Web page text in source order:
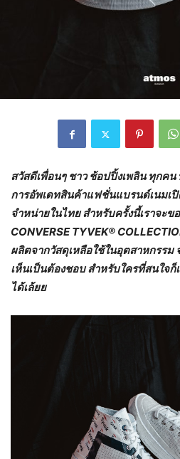
สวัสดีเพื่อนๆ ชาว ช้อปปิ้งเพลิน ทุกค
การอัพเดทสินค้าแฟชั่นแบรนด์เนมเ
จำหน่ายในไทย สำหรับครั้งนี้เราจะข
CONVERSE TYVEK®
ผลิตจากวัสดุเหลือใช้ในอุตสาหกรรม
เห็นเป็นต้องชอบ สำหรับใครที่สนใจก็
ได้เล้ยย